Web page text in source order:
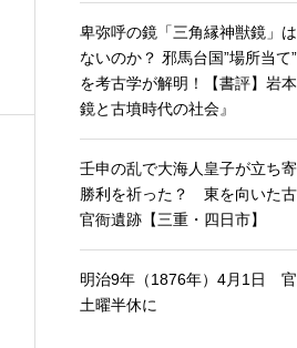
卑弥呼の鏡「三角縁神獣鏡」
ないのか？ 邪馬台国”場所当て
を考古学が解明！【書評】岩
鏡と古墳時代の社会』
壬申の乱で大海人皇子が立ち
勝利を祈った？ 東を向いた
官衙遺跡【三重・四日市】
明治9年（1876年）4月1日 官
土曜半休に